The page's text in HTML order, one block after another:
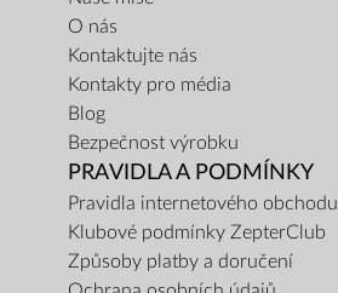
O nás
Kontaktujte nás
Kontakty pro média
Blog
Bezpečnost výrobku
PRAVIDLA A PODMÍNKY
Pravidla internetového obchodu
Klubové podmínky ZepterClub
Způsoby platby a doručení